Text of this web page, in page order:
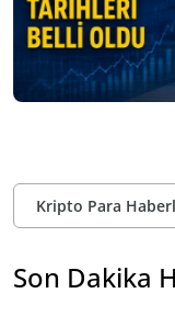
Kripto Para
Son Dakika